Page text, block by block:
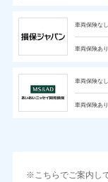
車両保険なし
車両保険あり
車両保険なし
車両保険あり
こちらでご案内し